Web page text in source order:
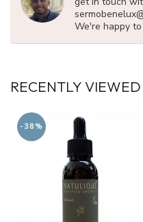
We're happy
RECENTLY VIEWED
-38%